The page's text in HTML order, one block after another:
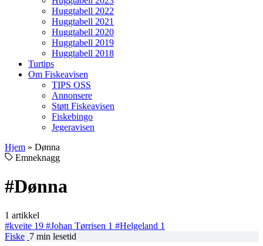
Huggtabell 2022
Huggtabell 2021
Huggtabell 2020
Huggtabell 2019
Huggtabell 2018
Turtips
Om Fiskeavisen
TIPS OSS
Annonsere
Støtt Fiskeavisen
Fiskebingo
Jegeravisen
Hjem » Dønna
Emneknagg
#Dønna
1 artikkel
#kveite 19 #Johan Tørrisen 1 #Helgeland 1
Fiske 7 min lesetid